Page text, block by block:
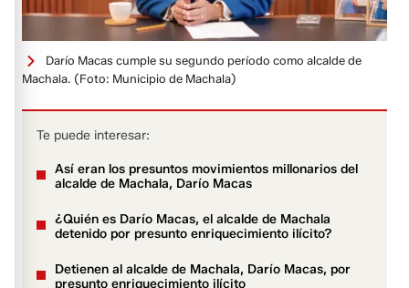
Darío Macas cumple su segundo período como alcalde de
Machala. (Foto: Municipio de Machala)
Te puede interesar:
Así eran los presuntos movimientos millonarios del
alcalde de Machala, Darío Macas
¿Quién es Darío Macas, el alcalde de Machala
detenido por presunto enriquecimiento ilícito?
Detienen al alcalde de Machala, Darío Macas, por
presunto enriquecimiento ilícito